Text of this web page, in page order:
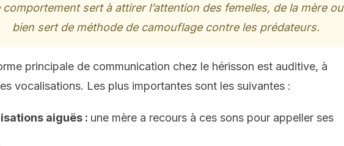
comportement sert à attirer l’attention des femelles, de la mère ou
bien sert de méthode de camouflage contre les prédateurs.
principale de communication chez le hérisson est auditive, à
vocalisations. Les plus importantes sont les suivantes :
aiguës : une mère a recours à ces sons pour appeller ses